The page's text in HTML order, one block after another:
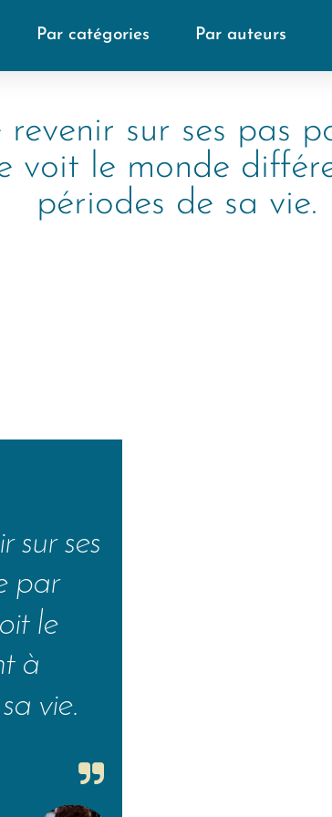
Par catégories Par auteurs
sur ses pas
voit le monde
périodes de sa vie.